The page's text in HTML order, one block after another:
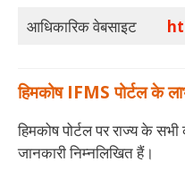
आधिकारिक वेबसाइट
हिमकोष IFMS पोर्टल के
हिमकोष पोर्टल पर राज्य के सभी
जानकारी निम्नलिखित हैं।